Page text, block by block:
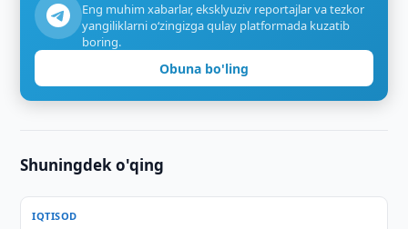
Eng muhim xabarlar, eksklyuziv reportajlar va tezkor
yangiliklarni o‘zingizga qulay platformada kuzatib
boring.
Obuna bo'ling
Shuningdek o'qing
IQTISOD